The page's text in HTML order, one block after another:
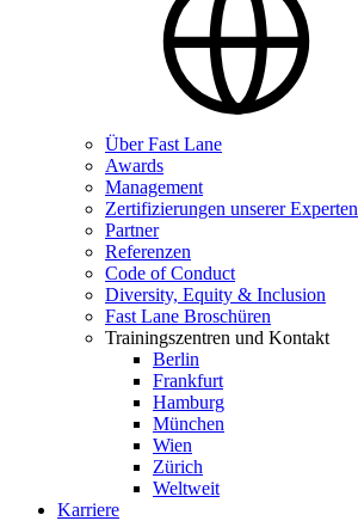
Über Fast Lane
Awards
Management
Zertifizierungen unserer Experten
Partner
Referenzen
Code of Conduct
Diversity, Equity & Inclusion
Fast Lane Broschüren
Trainingszentren und Kontakt
Berlin
Frankfurt
Hamburg
München
Wien
Zürich
Weltweit
Karriere